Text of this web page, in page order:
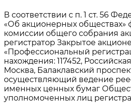
В соответствии с п. 1 ст. 56
«Об акционерных обществах»
комиссии общего собрания
регистратор Закрытое
«Профессиональный
нахождения: 117452,
Москва, Балаклавский
осуществляющий ведение
именных ценных бумаг
уполномоченных лиц